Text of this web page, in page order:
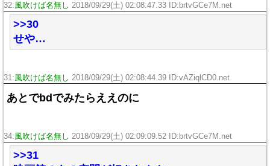
32:風吹けば名無し 2018/09/29(土) 02:08:47.33 ID:brtvGCe7M.net
>>30
せや…
31:風吹けば名無し 2018/09/29(土) 02:08:44.39 ID:vAZiqlCD0.net
あとでbdでみたらええのに
34:風吹けば名無し 2018/09/29(土) 02:09:09.52 ID:brtvGCe7M.net
>>31